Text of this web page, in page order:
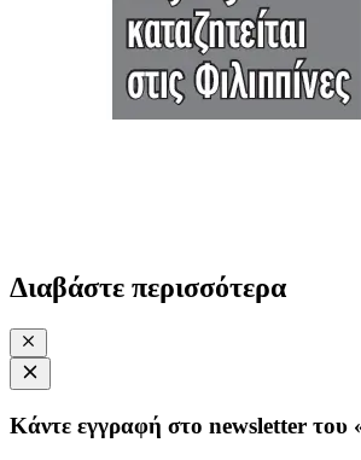
Διαβάστε περισσότερα
Κάντε εγγραφή στο newsletter του